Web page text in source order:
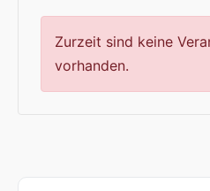
Zurzeit sind keine
vorhanden.